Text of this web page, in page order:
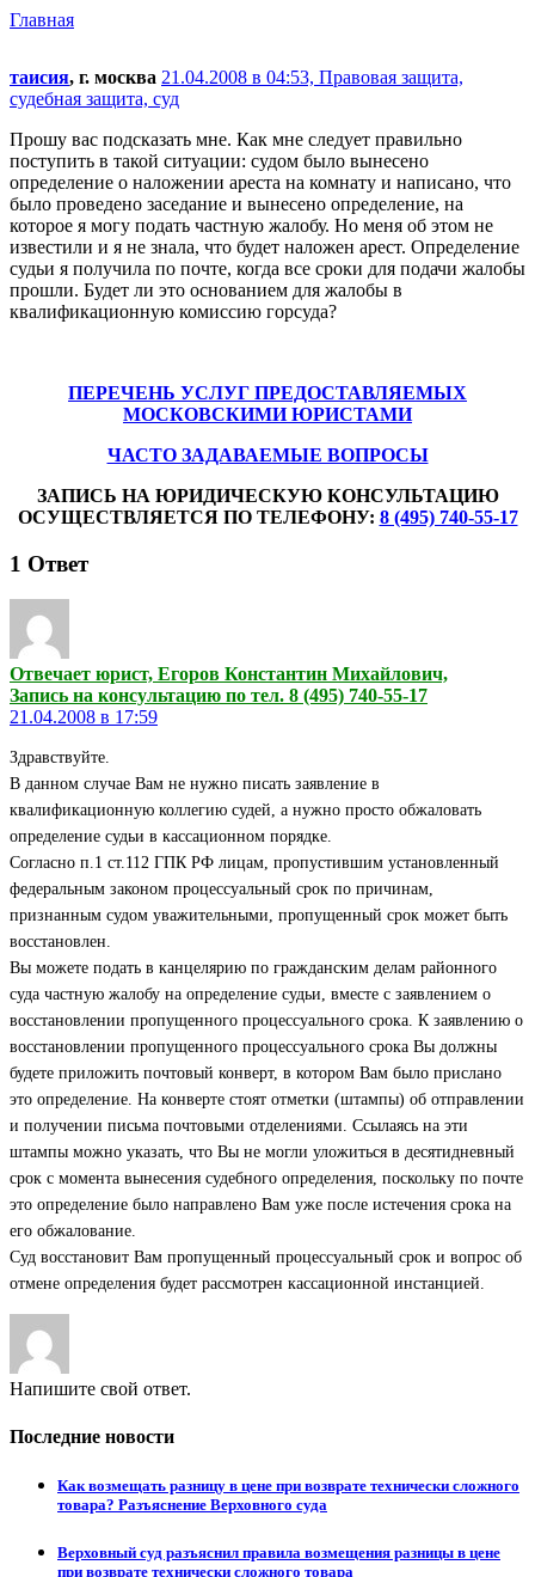
Главная
таисия, г. москва 21.04.2008 в 04:53, Правовая защита,
судебная защита, суд
Прошу вас подсказать мне. Как мне следует правильно
поступить в такой ситуации: судом было вынесено
определение о наложении ареста на комнату и написано, что
было проведено заседание и вынесено определение, на
которое я могу подать частную жалобу. Но меня об этом не
известили и я не знала, что будет наложен арест. Определение
судьи я получила по почте, когда все сроки для подачи жалобы
прошли. Будет ли это основанием для жалобы в
квалификационную комиссию горсуда?
ПЕРЕЧЕНЬ УСЛУГ ПРЕДОСТАВЛЯЕМЫХ
МОСКОВСКИМИ ЮРИСТАМИ
ЧАСТО ЗАДАВАЕМЫЕ ВОПРОСЫ
ЗАПИСЬ НА ЮРИДИЧЕСКУЮ КОНСУЛЬТАЦИЮ
ОСУЩЕСТВЛЯЕТСЯ ПО ТЕЛЕФОНУ: 8 (495) 740-55-17
1 Ответ
Отвечает юрист, Егоров Константин Михайлович,
Запись на консультацию по тел. 8 (495) 740-55-17
21.04.2008 в 17:59
Здравствуйте.
В данном случае Вам не нужно писать заявление в
квалификационную коллегию судей, а нужно просто обжаловать
определение судьи в кассационном порядке.
Согласно п.1 ст.112 ГПК РФ лицам, пропустившим установленный
федеральным законом процессуальный срок по причинам,
признанным судом уважительными, пропущенный срок может быть
восстановлен.
Вы можете подать в канцелярию по гражданским делам районного
суда частную жалобу на определение судьи, вместе с заявлением о
восстановлении пропущенного процессуального срока. К заявлению о
восстановлении пропущенного процессуального срока Вы должны
будете приложить почтовый конверт, в котором Вам было прислано
это определение. На конверте стоят отметки (штампы) об отправлении
и получении письма почтовыми отделениями. Ссылаясь на эти
штампы можно указать, что Вы не могли уложиться в десятидневный
срок с момента вынесения судебного определения, поскольку по почте
это определение было направлено Вам уже после истечения срока на
его обжалование.
Суд восстановит Вам пропущенный процессуальный срок и вопрос об
отмене определения будет рассмотрен кассационной инстанцией.
Напишите свой ответ.
Последние новости
Как возмещать разницу в цене при возврате технически сложного
товара? Разъяснение Верховного суда
Верховный суд разъяснил правила возмещения разницы в цене
при возврате технически сложного товара